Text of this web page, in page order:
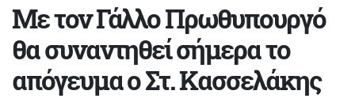
Με τον Γάλλο Πρωθυπουργό
θα συναντηθεί σήμερα το
απόγευμα ο Στ. Κασσελάκης